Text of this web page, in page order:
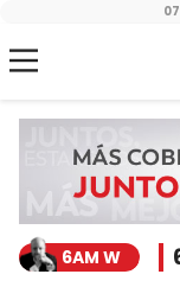
6AM W